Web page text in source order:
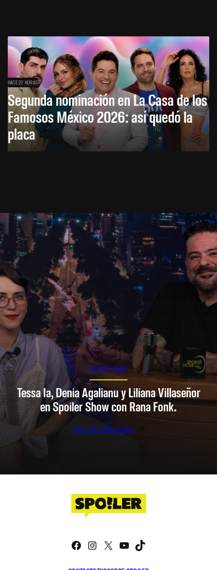
HACE 22 HORAS
Segunda nominación en La Casa de los
Famosos México 2026: así quedó la
placa
SPOILER SHOW
Tessa Ia, Denia Agalianu y Liliana Villaseñor
en Spoiler Show con Rana Fonk.
Ver en Youtube
Facebook
Instagram
X YouTube